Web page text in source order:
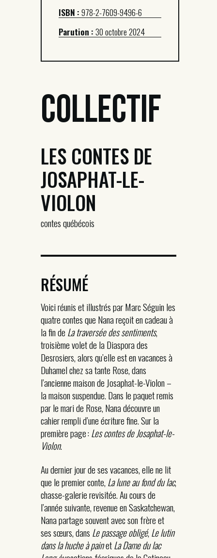
ISBN :978-2-7609-9496-6
Parution :30 octobre 2024
Collectif
LES CONTES DE
JOSAPHAT-LE-
VIOLON
contes québécois
RÉSUMÉ
Voici réunis et illustrés par Marc Séguin les
quatre contes que Nana reçoit en cadeau à
la fin deLa traversée des sentiments,
troisième volet de la Diaspora des
Desrosiers, alors qu’elle est en vacances à
Duhamel chez sa tante Rose, dans
l’ancienne maison de Josaphat-le-Violon –
la maison suspendue. Dans le paquet remis
par le mari de Rose, Nana découvre un
cahier rempli d’une écriture fine. Sur la
première page :Les contes de Josaphat-le-
Violon.
Au dernier jour de ses vacances, elle ne lit
que le premier conte,La lune au fond du lac,
chasse-galerie revisitée. Au cours de
l’année suivante, revenue en Saskatchewan,
Nana partage souvent avec son frère et
ses sœurs, dans Le passage obligé,Le lutin
dans la huche à painetLa Dame du lac